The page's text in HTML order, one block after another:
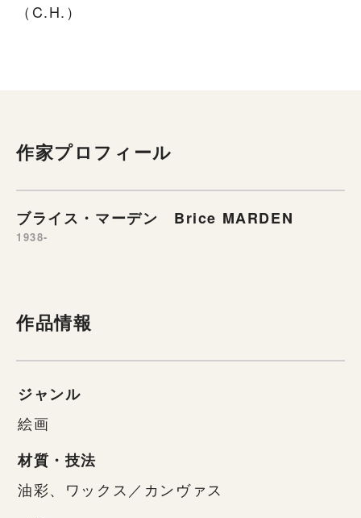
（C.H.）
作家プロフィール
ブライス・マーデン Brice MARDEN
1938-
作品情報
ジャンル
絵画
材質・技法
油彩、ワックス／カンヴァス